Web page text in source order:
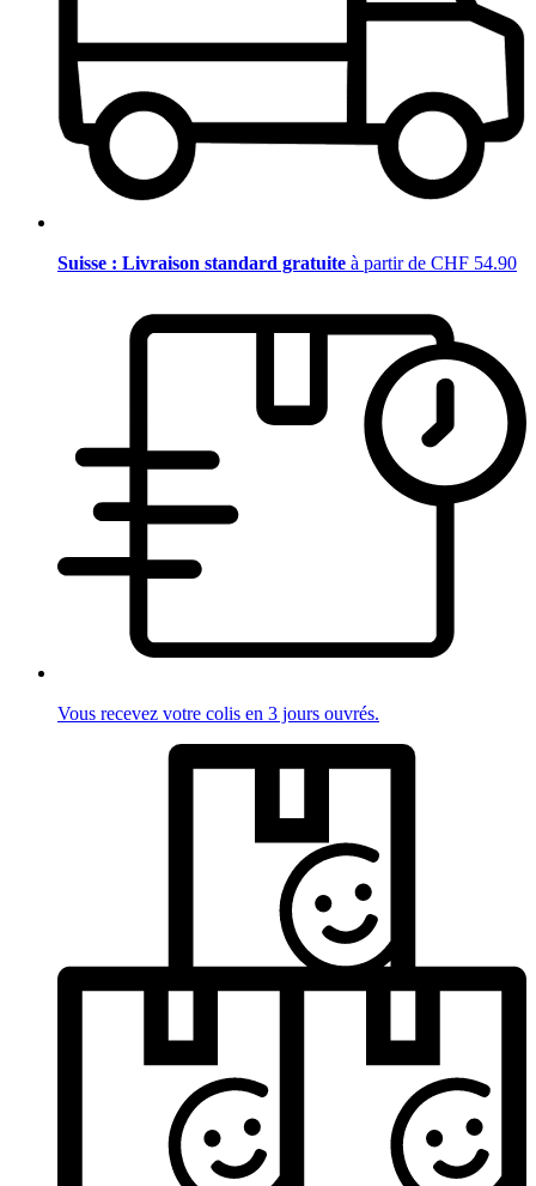
Suisse : Livraison standard gratuite à partir de CHF 54.90
Vous recevez votre colis en 3 jours ouvrés.